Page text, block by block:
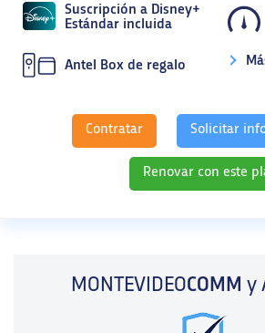
Suscripción a Disney+
Estándar incluida
Antel Box de regalo
Contratar Solicitar
Renovar con este
MONTEVIDEOCOMM y